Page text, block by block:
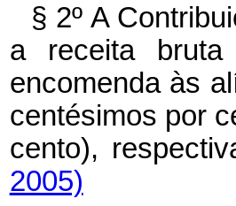
§ 2º A
a receita bruta
encomenda às
centésimos por
cento),
2005)